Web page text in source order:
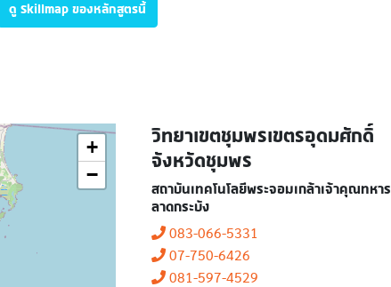
ดู Skillmap ของหลักสูตรนี้
+
−
วิทยาเขตชุมพรเขตรอุดมศักดิ์
จังหวัดชุมพร
สถาบันเทคโนโลยีพระจอมเกล้าเจ้าคุณทหาร
ลาดกระบัง
083-066-5331
07-750-6426
081-597-4529